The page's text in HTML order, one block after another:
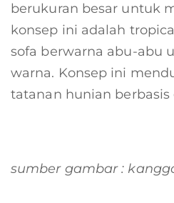
berukuran besar untuk
konsep ini adalah
sofa berwarna abu-abu
warna. Konsep ini
tatanan hunian berbasis
sumber gambar :